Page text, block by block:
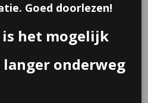
Goed doorlezen!
het mogelijk
onderweg